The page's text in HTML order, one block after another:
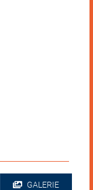
GALERIE